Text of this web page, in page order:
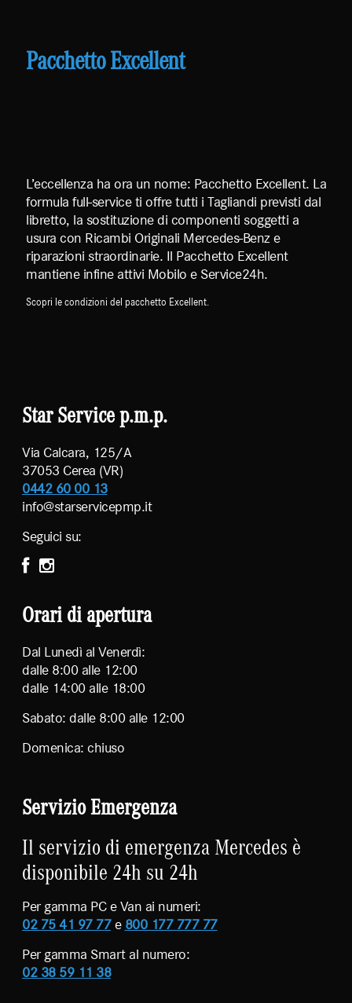
Pacchetto Excellent
L’eccellenza ha ora un nome: Pacchetto Excellent. La
formula full-service ti offre tutti i Tagliandi previsti dal
libretto, la sostituzione di componenti soggetti a
usura con Ricambi Originali Mercedes-Benz e
riparazioni straordinarie. Il Pacchetto Excellent
mantiene infine attivi Mobilo e Service24h.
Scopri le condizioni del pacchetto Excellent.
Star Service p.m.p.
Via Calcara, 125/A
37053 Cerea (VR)
0442 60 00 13
info@starservicepmp.it
Seguici su:
Orari di apertura
Dal Lunedì al Venerdì:
dalle 8:00 alle 12:00
dalle 14:00 alle 18:00
Sabato: dalle 8:00 alle 12:00
Domenica: chiuso
Servizio Emergenza
Il servizio di emergenza Mercedes è
disponibile 24h su 24h
Per gamma PC e Van ai numeri:
02 75 41 97 77e 800 177 777 77
Per gamma Smart al numero:
02 38 59 11 38